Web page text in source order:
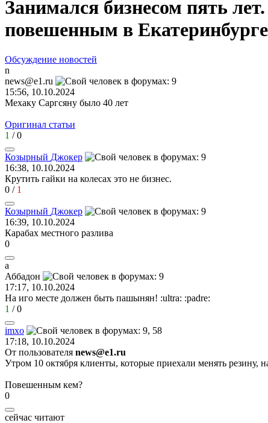
Занимался бизнесом пять
повешенным в Екатеринбурге
Обсуждение новостей
n
news@e1.ru
15:56, 10.10.2024
Мехаку Саргсяну было 40 лет
Оригинал статьи
1 /0
Козырный Джокер
16:38, 10.10.2024
Крутить гайки на колесах это не бизнес.
0 / 1
Козырный Джокер
16:39, 10.10.2024
Карабах местного разлива
0
а
Аббадон
17:17, 10.10.2024
На иго месте должен быть пашынян! :ultra: :padre:
1 /0
imxo
17:18, 10.10.2024
От пользователя news@e1.ru
Утром 10 октября клиенты, которые приехали менять
Повешенным кем?
0
сейчас читают